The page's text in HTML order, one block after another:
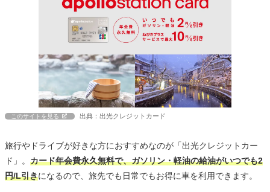
このサイトを見る 出典：出光クレジットカード
旅行やドライブが好きな方におすすめなのが「出光クレジットカー
ド」。 カード年会費永久無料で、ガソリン・軽油の給油がいつでも2
円/L引きになるので、旅先でも日常でもお得に車を利用できます。